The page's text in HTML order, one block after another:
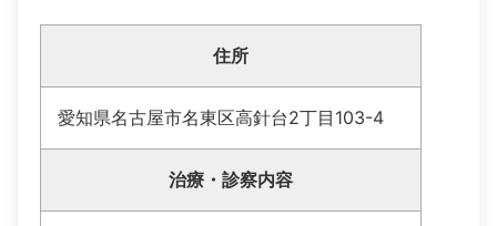
住所
愛知県名古屋市名東区高針台2丁目103-4
治療・診察内容